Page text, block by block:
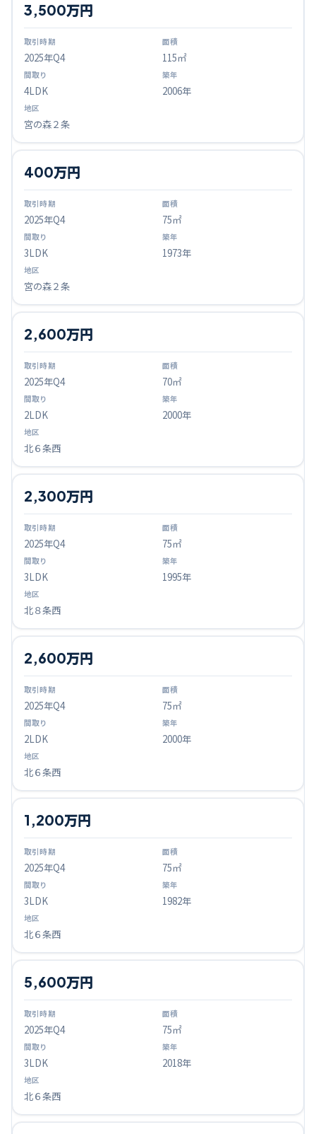
2025年Q4
3,500万円
115㎡
4LDK 2006年
宮の森２条
2025年Q4
400万円
75㎡
3LDK 1973年
宮の森２条
2025年Q4
2,600万円
70㎡
2LDK 2000年
北６条西
2025年Q4
2,300万円
75㎡
3LDK 1995年
北８条西
2025年Q4
2,600万円
75㎡
2LDK 2000年
北６条西
2025年Q4
1,200万円
75㎡
3LDK 1982年
北６条西
2025年Q4
5,600万円
75㎡
3LDK 2018年
北６条西